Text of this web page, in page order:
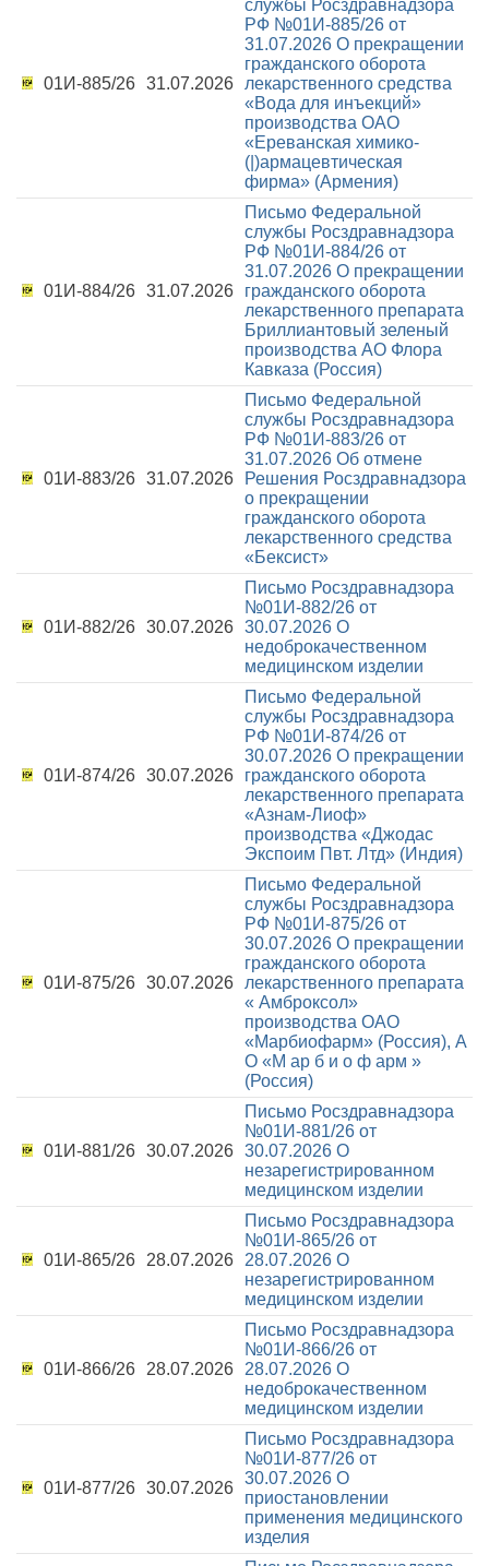
01И-885/26 31.07.2026
службы Росздравнадзора
РФ №01И-885/26 от
31.07.2026 О прекращении
гражданского оборота
лекарственного средства
«Вода для инъекций»
производства ОАО
«Ереванская химико-
(|)армацевтическая
фирма» (Армения)
01И-884/26 31.07.2026
Письмо Федеральной
службы Росздравнадзора
РФ №01И-884/26 от
31.07.2026 О прекращении
гражданского оборота
лекарственного препарата
Бриллиантовый зеленый
производства АО Флора
Кавказа (Россия)
01И-883/26 31.07.2026
Письмо Федеральной
службы Росздравнадзора
РФ №01И-883/26 от
31.07.2026 Об отмене
Решения Росздравнадзора
о прекращении
гражданского оборота
лекарственного средства
«Бексист»
01И-882/26 30.07.2026
Письмо Росздравнадзора
№01И-882/26 от
30.07.2026 О
недоброкачественном
медицинском изделии
01И-874/26 30.07.2026
Письмо Федеральной
службы Росздравнадзора
РФ №01И-874/26 от
30.07.2026 О прекращении
гражданского оборота
лекарственного препарата
«Азнам-Лиоф»
производства «Джодас
Экспоим Пвт. Лтд» (Индия)
01И-875/26 30.07.2026
Письмо Федеральной
службы Росздравнадзора
РФ №01И-875/26 от
30.07.2026 О прекращении
гражданского оборота
лекарственного препарата
« Амброксол»
производства ОАО
«Марбиофарм» (Россия), А
О «М ар б и о ф арм »
(Россия)
01И-881/26 30.07.2026
Письмо Росздравнадзора
№01И-881/26 от
30.07.2026 О
незарегистрированном
медицинском изделии
01И-865/26 28.07.2026
Письмо Росздравнадзора
№01И-865/26 от
28.07.2026 О
незарегистрированном
медицинском изделии
01И-866/26 28.07.2026
Письмо Росздравнадзора
№01И-866/26 от
28.07.2026 О
недоброкачественном
медицинском изделии
01И-877/26 30.07.2026
Письмо Росздравнадзора
№01И-877/26 от
30.07.2026 О
приостановлении
применения медицинского
изделия